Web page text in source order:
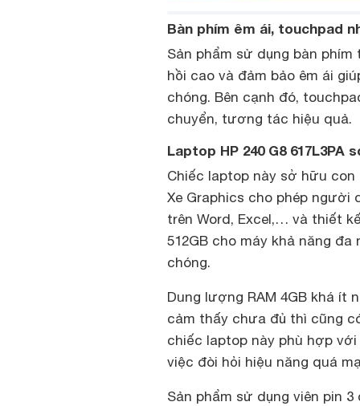
Bàn phím êm ái, touchpad
Sản phẩm sử dụng bàn
hồi cao và đảm bảo êm ái
chóng. Bên cạnh đó,
chuyển, tương tác hiệu quả.
Laptop HP 240 G8 617L3PA
Chiếc laptop này sở hữu con
Xe Graphics cho phép
trên Word, Excel,… và thiết
512GB cho máy khả năng
chóng.
Dung lượng RAM 4GB khá ít
cảm thấy chưa đủ thì cũng
chiếc laptop này phù hợp
việc đòi hỏi hiệu năng quá
Sản phẩm sử dụng viên pin